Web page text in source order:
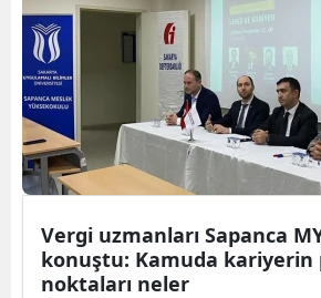
Vergi uzmanları Sapanca
konuştu: Kamuda kariyerin
noktaları neler